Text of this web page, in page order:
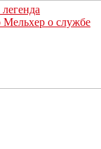
о службе